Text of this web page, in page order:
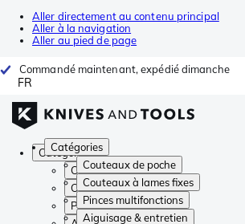
Aller directement au contenu principal
Aller à la navigation
Aller au pied de page
Commandé maintenant, expédié dimanche
FR
Catégories
Couteaux de poche
Couteaux à lames fixes
Pinces multifonctions
Aiguisage & entretien
Catégories
Couteaux de poche
Couteaux à lames fixes
Pinces multifonctions